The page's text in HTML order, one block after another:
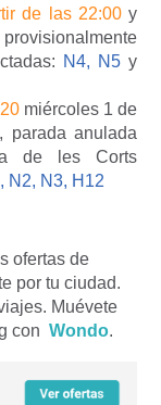
de las 22:00 y
N4, N5 y
miércoles 1 de
parada anulada
de les Corts
N2, N3, H12
ofertas de
por tu ciudad.
Muévete
con Wondo.